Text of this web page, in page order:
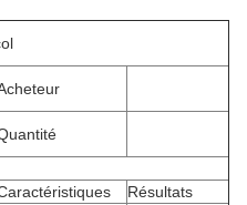
Résultats